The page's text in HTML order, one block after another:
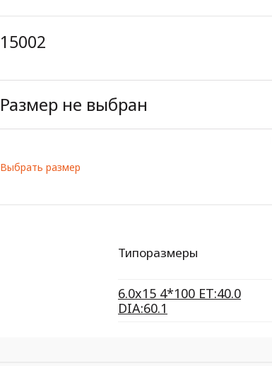
15002
Размер не выбран
Выбрать размер
Типоразмеры
6.0x15 4*100 ET:40.0
DIA:60.1